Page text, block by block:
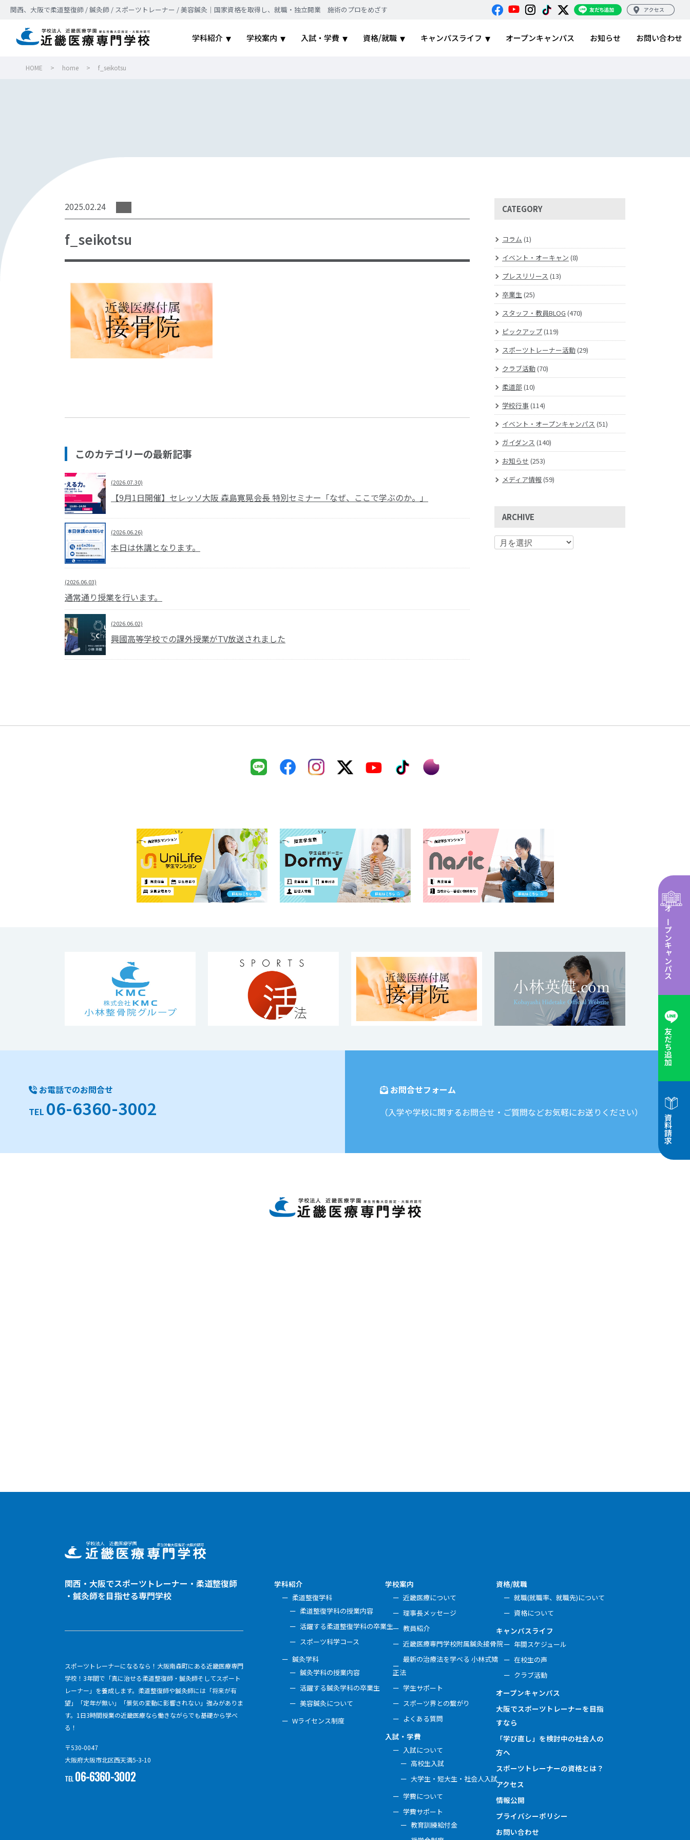
関西、大阪で柔道整復師 / 鍼灸師 / スポーツトレーナー / 美容鍼灸｜国家資格を取得し、就職・独立開業 施術のプロをめざす
学科紹介 学校案内 入試・学費 資格/就職 キャンパスライフ オープンキャンパス お知らせ お問い合わせ
オープンキャンパス
友だち追加
資料請求
HOME > home > f_seikotsu
2025.02.24
f_seikotsu
このカテゴリーの最新記事
(2026.07.30)
【9月1日開催】セレッソ大阪 森島寛晃会長 特別セミナー「なぜ、ここで学ぶのか。」
(2026.06.26)
本日は休講となります。
(2026.06.03)
通常通り授業を行います。
(2026.06.02)
興國高等学校での課外授業がTV放送されました
CATEGORY
コラム (1)
イベント・オーキャン (8)
プレスリリース (13)
卒業生(25)
スタッフ・教員BLOG (470)
ピックアップ(119)
スポーツトレーナー活動(29)
クラブ活動(70)
柔道部 (10)
学校行事(114)
イベント・オープンキャンパス (51)
ガイダンス (140)
お知らせ (253)
メディア情報(59)
ARCHIVE
お電話でのお問合せ
TEL 06-6360-3002
お問合せフォーム
（入学や学校に関するお問合せ・ご質問などお気軽にお送りください）
関西・大阪でスポーツトレーナー・ 柔道整復師
・鍼灸師を目指せる専門学校
スポーツトレーナーになるなら！大阪南森町にある近畿医療専門
学校！3年間で「真に治せる柔道整復師・鍼灸師そしてスポート
レーナー」を養成します。柔道整復師や鍼灸師には「将来が有
望」「定年が無い」「景気の変動に影響されない」強みがありま
す。1日3時間授業の近畿医療なら働きながらでも基礎から学べ
る！
〒530-0047
大阪府大阪市北区西天満5-3-10
TEL 06-6360-3002
学科紹介
柔道整復学科
柔道整復学科の授業内容
活躍する柔道整復学科の卒業生
スポーツ科学コース
鍼灸学科
鍼灸学科の授業内容
活躍する鍼灸学科の卒業生
美容鍼灸について
Wライセンス制度
学校案内
近畿医療について
理事長メッセージ
教員紹介
近畿医療専門学校附属鍼灸接骨院
最新の治療法を学べる 小林式矯
正法
学生サポート
スポーツ界との繋がり
よくある質問
入試・学費
入試について
高校生入試
大学生・短大生・社会人入試
学費について
学費サポート
教育訓練給付金
資格/就職
就職(就職率、就職先)について
資格について
キャンパスライフ
年間スケジュール
在校生の声
クラブ活動
オープンキャンパス
大阪でスポーツトレーナーを目指
すなら
「学び直し」を検討中の社会人の
方へ
スポーツトレーナーの資格とは？
アクセス
情報公開
プライバシーポリシー
お問い合わせ